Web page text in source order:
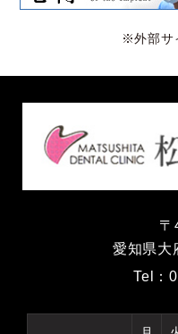
※外部サ
愛知県大
Tel：